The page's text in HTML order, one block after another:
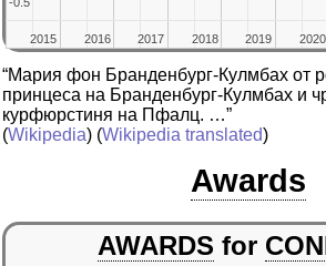
2015
2015 2016
2016 2017
2017 2018
2018 2019
2019 2020
2020
“Мария фон Бранденбург-Кулмбах от
принцеса на Бранденбург-Кулмбах и
курфюрстиня на Пфалц. …”
(Wikipedia) (Wikipedia translated)
Awards
AWARDS for